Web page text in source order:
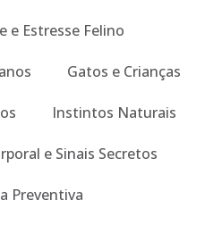
e Estresse Felino
Gatos e Crianças
Instintos Naturais
e Sinais Secretos
Preventiva